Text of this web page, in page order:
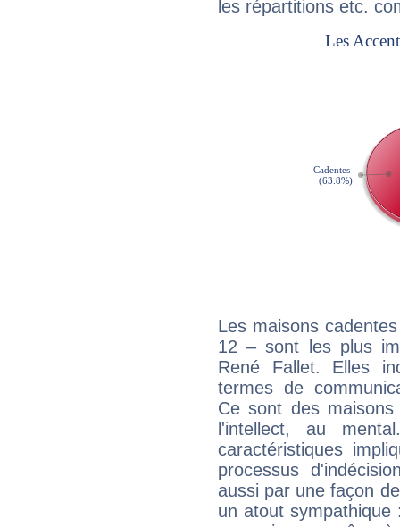
les répartitions etc.
Les maisons
12 – sont les plus
René Fallet. Elles
termes de
Ce sont des
l'intellect, au
caractéristiques
processus
aussi par une façon
un atout